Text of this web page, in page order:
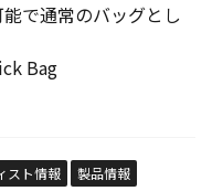
で通常のバッグとし
Bag
スト情報 製品情報